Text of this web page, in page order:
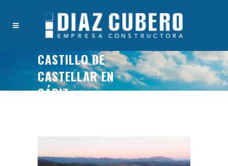
CASTILLO DE
CASTELLAR EN
CÁDIZ